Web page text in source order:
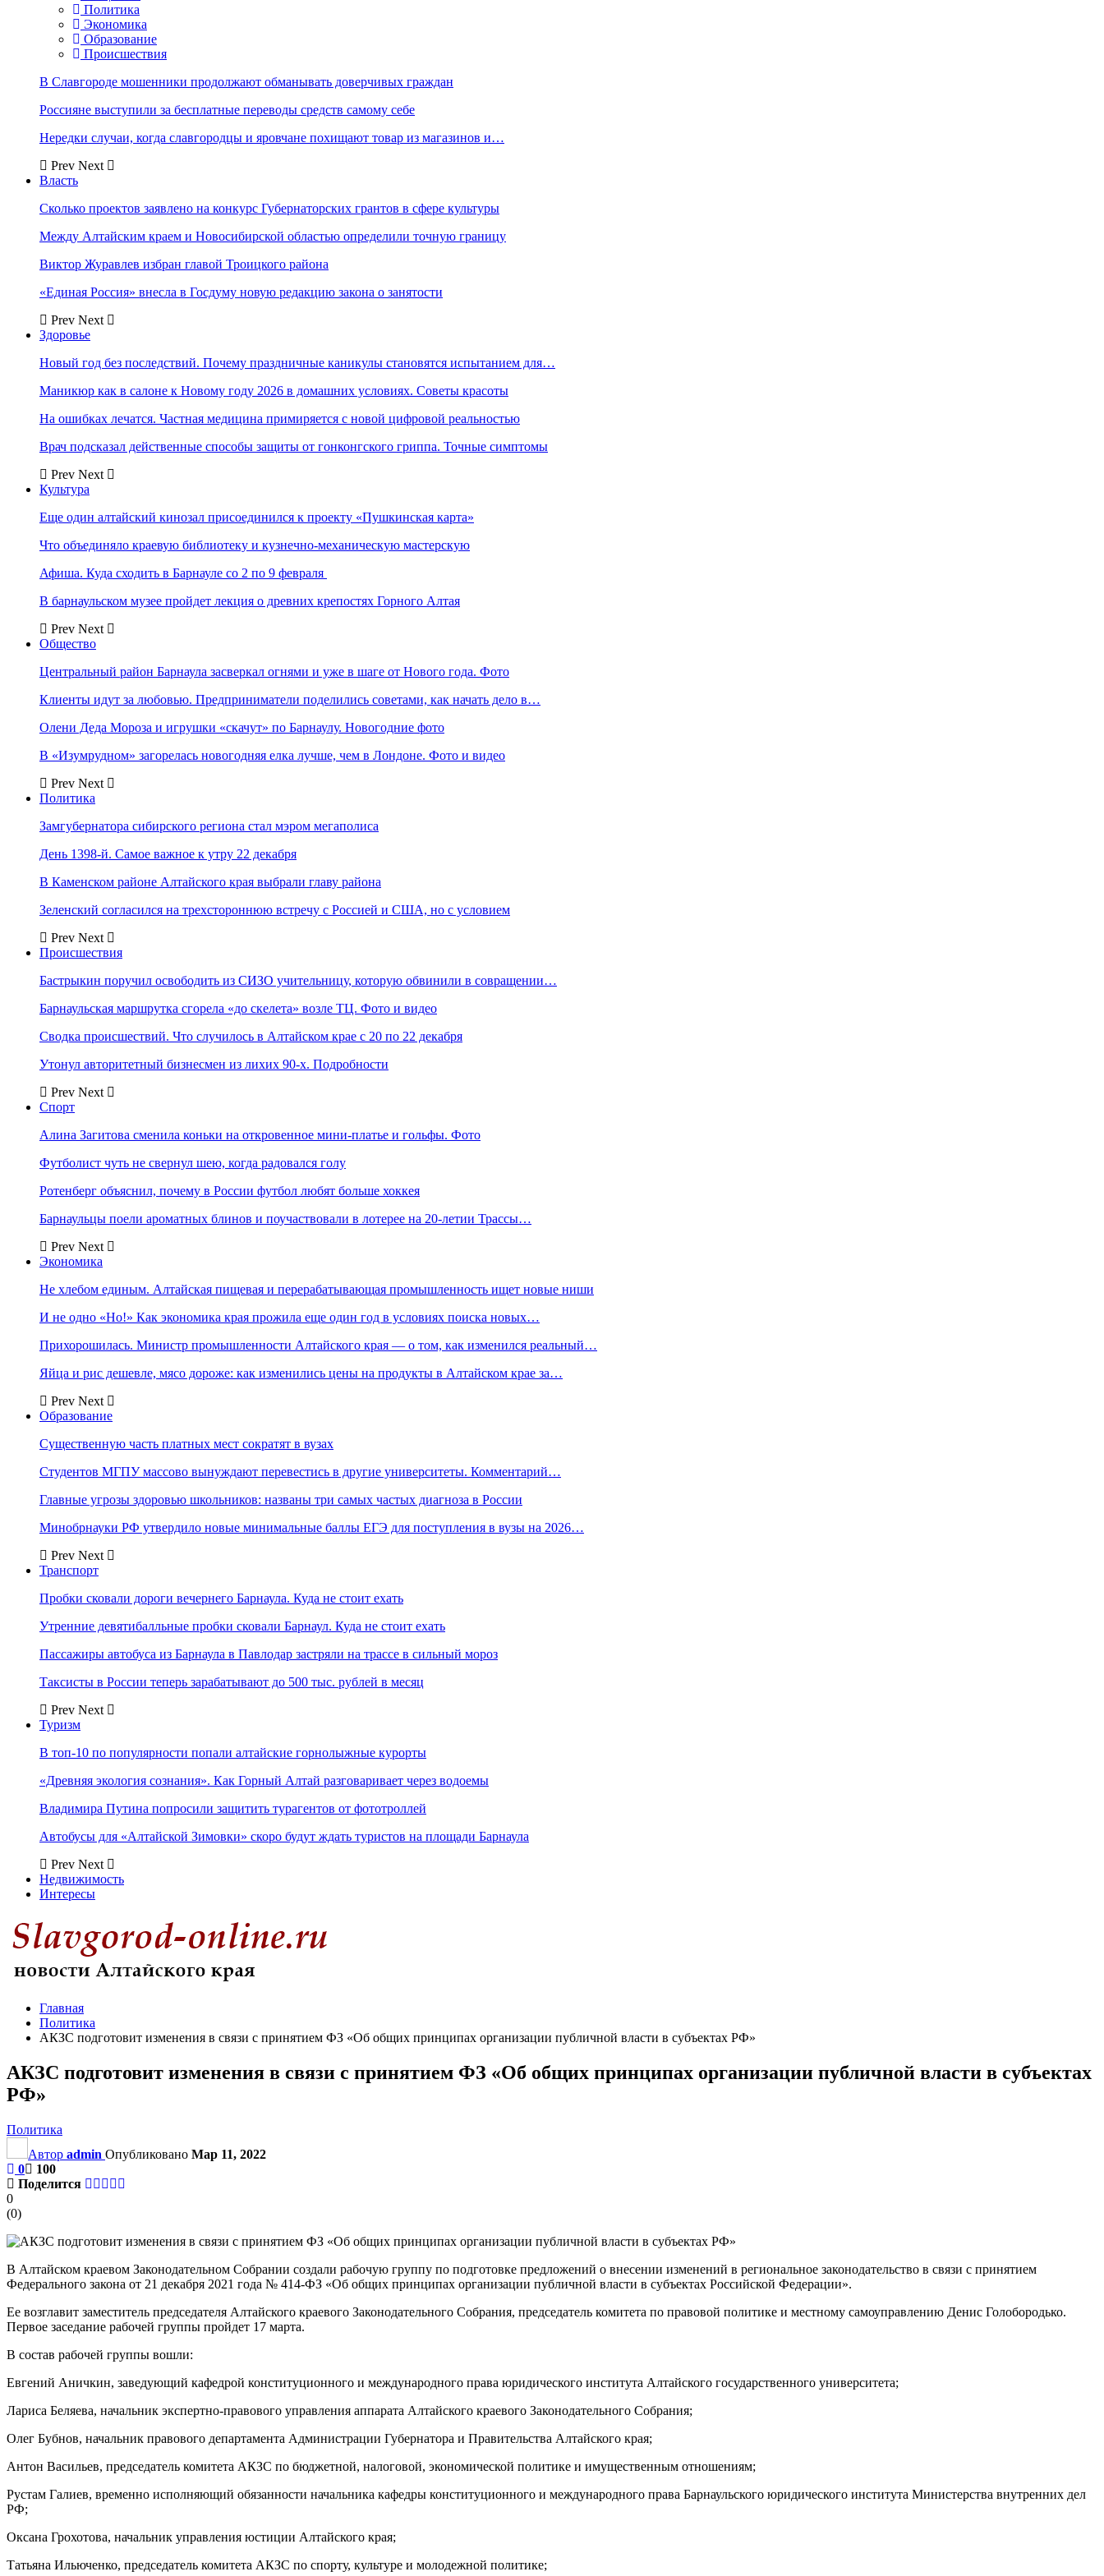
Политика
Экономика
Образование
Происшествия
В Славгороде мошенники продолжают обманывать доверчивых граждан
Россияне выступили за бесплатные переводы средств самому себе
Нередки случаи, когда славгородцы и яровчане похищают товар из магазинов и…
Prev Next
Власть
Сколько проектов заявлено на конкурс Губернаторских грантов в сфере культуры
Между Алтайским краем и Новосибирской областью определили точную границу
Виктор Журавлев избран главой Троицкого района
«Единая Россия» внесла в Госдуму новую редакцию закона о занятости
Prev Next
Здоровье
Новый год без последствий. Почему праздничные каникулы становятся испытанием для…
Маникюр как в салоне к Новому году 2026 в домашних условиях. Советы красоты
На ошибках лечатся. Частная медицина примиряется с новой цифровой реальностью
Врач подсказал действенные способы защиты от гонконгского гриппа. Точные симптомы
Prev Next
Культура
Еще один алтайский кинозал присоединился к проекту «Пушкинская карта»
Что объединяло краевую библиотеку и кузнечно-механическую мастерскую
Афиша. Куда сходить в Барнауле со 2 по 9 февраля
В барнаульском музее пройдет лекция о древних крепостях Горного Алтая
Prev Next
Общество
Центральный район Барнаула засверкал огнями и уже в шаге от Нового года. Фото
Клиенты идут за любовью. Предприниматели поделились советами, как начать дело в…
Олени Деда Мороза и игрушки «скачут» по Барнаулу. Новогодние фото
В «Изумрудном» загорелась новогодняя елка лучше, чем в Лондоне. Фото и видео
Prev Next
Политика
Замгубернатора сибирского региона стал мэром мегаполиса
День 1398-й. Самое важное к утру 22 декабря
В Каменском районе Алтайского края выбрали главу района
Зеленский согласился на трехстороннюю встречу с Россией и США, но с условием
Prev Next
Происшествия
Бастрыкин поручил освободить из СИЗО учительницу, которую обвинили в совращении…
Барнаульская маршрутка сгорела «до скелета» возле ТЦ. Фото и видео
Сводка происшествий. Что случилось в Алтайском крае с 20 по 22 декабря
Утонул авторитетный бизнесмен из лихих 90-х. Подробности
Prev Next
Спорт
Алина Загитова сменила коньки на откровенное мини-платье и гольфы. Фото
Футболист чуть не свернул шею, когда радовался голу
Ротенберг объяснил, почему в России футбол любят больше хоккея
Барнаульцы поели ароматных блинов и поучаствовали в лотерее на 20-летии Трассы…
Prev Next
Экономика
Не хлебом единым. Алтайская пищевая и перерабатывающая промышленность ищет новые ниши
И не одно «Но!» Как экономика края прожила еще один год в условиях поиска новых…
Прихорошилась. Министр промышленности Алтайского края — о том, как изменился реальный…
Яйца и рис дешевле, мясо дороже: как изменились цены на продукты в Алтайском крае за…
Prev Next
Образование
Существенную часть платных мест сократят в вузах
Студентов МГПУ массово вынуждают перевестись в другие университеты. Комментарий…
Главные угрозы здоровью школьников: названы три самых частых диагноза в России
Минобрнауки РФ утвердило новые минимальные баллы ЕГЭ для поступления в вузы на 2026…
Prev Next
Транспорт
Пробки сковали дороги вечернего Барнаула. Куда не стоит ехать
Утренние девятибалльные пробки сковали Барнаул. Куда не стоит ехать
Пассажиры автобуса из Барнаула в Павлодар застряли на трассе в сильный мороз
Таксисты в России теперь зарабатывают до 500 тыс. рублей в месяц
Prev Next
Туризм
В топ-10 по популярности попали алтайские горнолыжные курорты
«Древняя экология сознания». Как Горный Алтай разговаривает через водоемы
Владимира Путина попросили защитить турагентов от фототроллей
Автобусы для «Алтайской Зимовки» скоро будут ждать туристов на площади Барнаула
Prev Next
Недвижимость
Интересы
Главная
Политика
АКЗС подготовит изменения в связи с принятием ФЗ «Об общих принципах организации публичной власти в субъектах РФ»
АКЗС подготовит изменения в связи с принятием ФЗ «Об общих принципах организации публичной власти в субъектах
РФ»
Политика
Автор admin Опубликовано Мар 11, 2022
0
100
Поделится
0
(0)
В Алтайском краевом Законодательном Собрании создали рабочую группу по подготовке предложений о внесении изменений в региональное законодательство в связи с принятием
Федерального закона от 21 декабря 2021 года № 414-ФЗ «Об общих принципах организации публичной власти в субъектах Российской Федерации».
Ее возглавит заместитель председателя Алтайского краевого Законодательного Собрания, председатель комитета по правовой политике и местному самоуправлению Денис Голобородько.
Первое заседание рабочей группы пройдет 17 марта.
В состав рабочей группы вошли:
Евгений Аничкин, заведующий кафедрой конституционного и международного права юридического института Алтайского государственного университета;
Лариса Беляева, начальник экспертно-правового управления аппарата Алтайского краевого Законодательного Собрания;
Олег Бубнов, начальник правового департамента Администрации Губернатора и Правительства Алтайского края;
Антон Васильев, председатель комитета АКЗС по бюджетной, налоговой, экономической политике и имущественным отношениям;
Рустам Галиев, временно исполняющий обязанности начальника кафедры конституционного и международного права Барнаульского юридического института Министерства внутренних дел
РФ;
Оксана Грохотова, начальник управления юстиции Алтайского края;
Татьяна Ильюченко, председатель комитета АКЗС по спорту, культуре и молодежной политике;